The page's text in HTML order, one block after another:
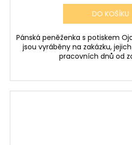
DO KOŠÍKU
Pánská peněženka s potiskem
jsou vyráběny na zakázku,
pracovních dnů od